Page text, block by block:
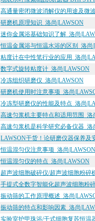
高通量密闭微波消解仪的用途及微
研磨机原理知识_洛尚|LAWSON
迷你金属浴基础知识了解_洛尚
恒温金属浴与恒温水浴的区别_洛尚
粘度计在中性笔行业的应用_洛尚
数字式旋转粘度计_洛尚|LAWSON
冷冻组织研磨仪_洛尚|LAWSON
研磨机使用时注意事项_洛尚
冷冻型研磨仪的性能及特点_洛尚
高速匀浆机主要特点和适用范围_洛
高速匀浆机是科学研究必备仪器_洛
LAWSON干货！论研磨仪器保养及
恒温混匀仪注意事项_洛尚|LAWSON
恒温混匀仪的特点_洛尚|LAWSON
超声波细胞破碎仪/超声波细胞粉碎
手提式全数字智能化超声波细胞粉
振动筛的工作原理概述_洛尚
振动筛的特点和影响因素_洛尚
实验室护甲珠浴/干式细胞复苏恒温